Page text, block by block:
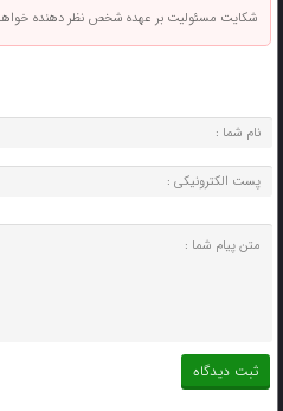
شکایت مسئولیت بر عهده شخص نظر دهنده خواهد